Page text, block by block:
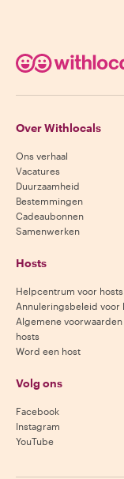
Over Withlocals
Ons verhaal
Vacatures
Duurzaamheid
Bestemmingen
Cadeaubonnen
Samenwerken
Hosts
Helpcentrum voor hosts
Annuleringsbeleid voor
Algemene voorwaarden
hosts
Word een host
Volg ons
Facebook
Instagram
YouTube